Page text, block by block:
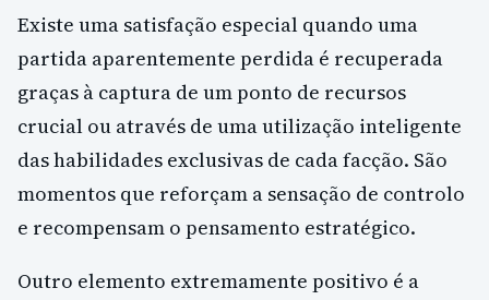
Existe uma satisfação especial quando uma
partida aparentemente perdida é recuperada
graças à captura de um ponto de recursos
crucial ou através de uma utilização inteligente
das habilidades exclusivas de cada facção. São
momentos que reforçam a sensação de controlo
e recompensam o pensamento estratégico.
Outro elemento extremamente positivo é a